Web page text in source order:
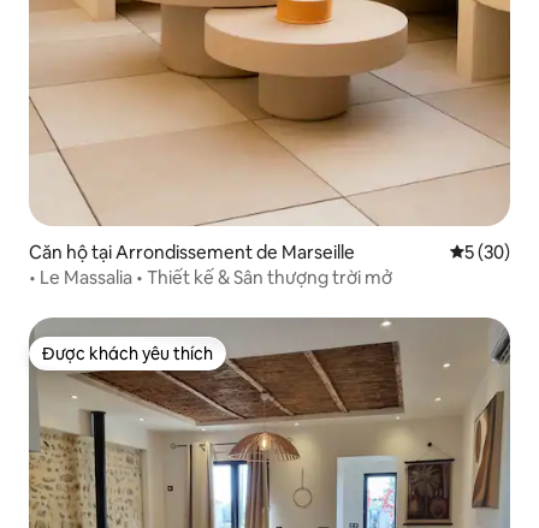
Căn hộ tại Arrondissement de Marseille Xếp hạng
5 (30)
• Le Massalia • Thiết kế & Sân thượng trời mở
Được khách yêu thích
Được khách yêu thích